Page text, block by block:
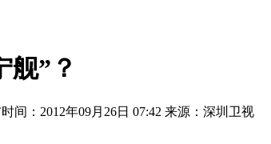
舰”？
间：2012年09月26日 07:42 来源：深圳卫视